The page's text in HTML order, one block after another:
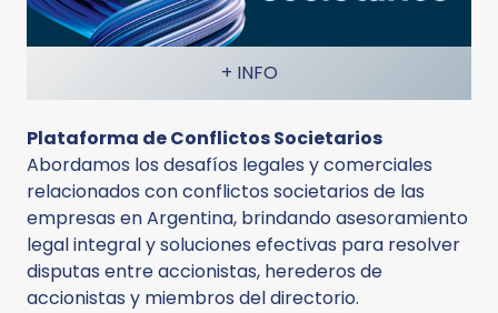
+ INFO
Plataforma de Conflictos Societarios
Abordamos los desafíos legales y comerciales
relacionados con conflictos societarios de las
empresas en Argentina, brindando asesoramiento
legal integral y soluciones efectivas para resolver
disputas entre accionistas, herederos de
accionistas y miembros del directorio.